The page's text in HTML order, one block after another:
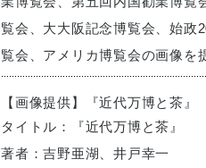
覧会、大大阪記念博覧会、始政
覧会、アメリカ博覧会の画像を
【画像提供】『近代万博と茶』
タイトル：『近代万博と茶』
著者：吉野亜湖、井戸幸一